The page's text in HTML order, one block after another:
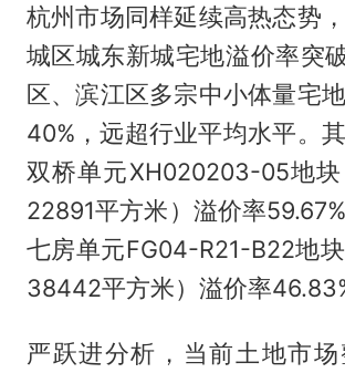
杭州市场同样延续高热态势
城区城东新城宅地溢价率突
区、滨江区多宗中小体量宅
40%，远超行业平均水平。
双桥单元XH020203-05地
22891平方米）溢价率
七房单元FG04-R21-B22地
38442平方米）溢价率
严跃进分析，当前土地市